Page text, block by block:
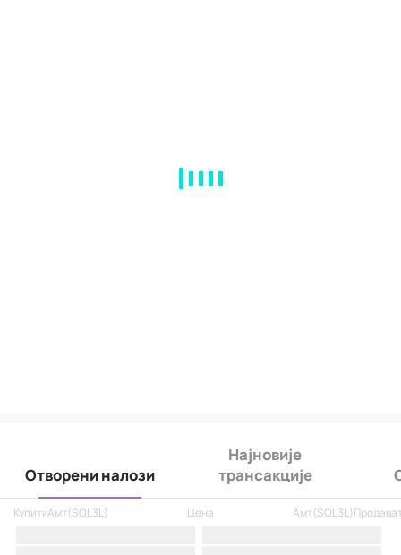
Отворени налози
Најновије
трансакције
КупитиАмт (SOL3L) Цена Амт (SOL3L)